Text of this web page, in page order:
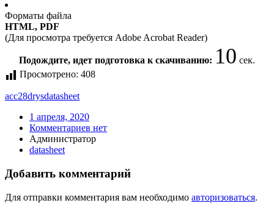
Форматы файла
HTML, PDF
(Для просмотра требуется Adobe Acrobat Reader)
Подождите, идет подготовка к скачиванию: 10 сек.
Просмотрено: 408
acc28drysdatasheet
1 апреля, 2020
Комментариев нет
Администратор
datasheet
Добавить комментарий
Для отправки комментария вам необходимо авторизоваться.